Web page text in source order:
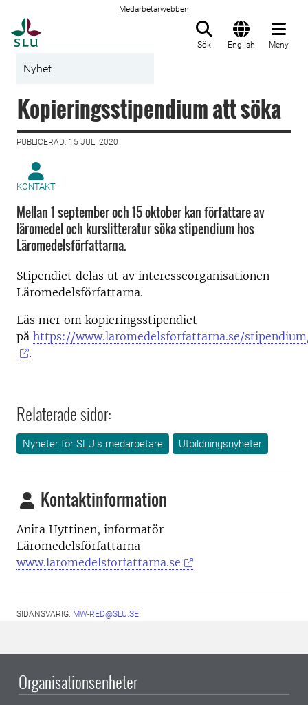
Medarbetarwebben
Sök English Meny
Nyhet
Kopieringsstipendium att söka
PUBLICERAD: 15 JULI 2020
KONTAKT
Mellan 1 september och 15 oktober kan författare av
läromedel och kurslitteratur söka stipendium hos
Läromedelsförfattarna.
Stipendiet delas ut av interesseorganisationen
Läromedelsförfattarna.
Läs mer om kopieringsstipendiet
på https://www.laromedelsforfattarna.se/
.
Relaterade sidor:
Nyheter för SLU:s medarbetare Utbildningsnyheter
Kontaktinformation
Anita Hyttinen, informatör
Läromedelsförfattarna
www.laromedelsforfattarna.se
SIDANSVARIG: MW-RED@SLU.SE
Organisationsenheter